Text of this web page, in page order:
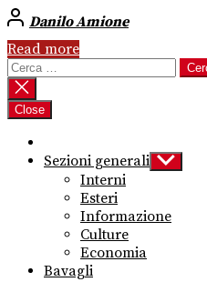
Danilo Amione
Read more
Ricerca
per:
Close
Sezioni generali Show
sub
Interni
Esteri
Informazione
Culture
Economia
Bavagli